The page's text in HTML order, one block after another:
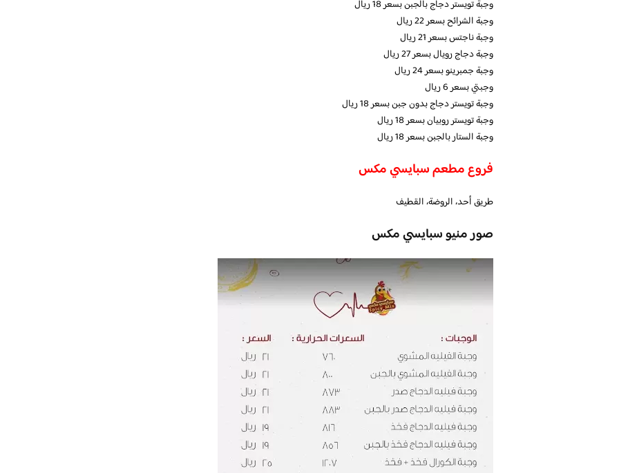
وجبة تويستر دجاج بالجبن بسعر 18 ريال
وجبة الشرائح بسعر 22 ريال
وجبة ناجتس بسعر 21 ريال
وجبة دجاج رويال بسعر 27 ريال
وجبة جمبرينو بسعر 24 ريال
وجبتي بسعر 6 ريال
وجبة تويستر دجاج بدون جبن بسعر 18 ريال
وجبة تويستر روبيان بسعر 18 ريال
وجبة الستار بالجبن بسعر 18 ريال
فروع مطعم سبايسي مكس
طريق أحد، الروضة، القطيف‎
صور منيو سبايسي مكس